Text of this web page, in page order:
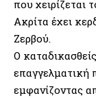
που χειρίζεται
Ακρίτα έχει
Ζερβού.
Ο
επαγγελματική
εμφανίζοντας